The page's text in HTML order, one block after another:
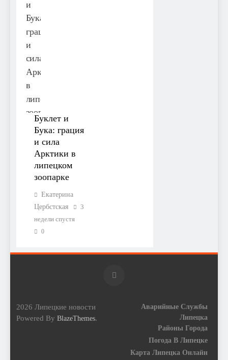
Буклет и
Бука: грация
и сила
Арктики в
липецком
зоопарке
Екатерина
Цербстская
3
недели спустя
0
2026 Липецкие новости
Powered By BlazeThemes.
Аварийные Службы
Липецка
Районы Города
Погода В Липецке
Карта Липецка Онлайн